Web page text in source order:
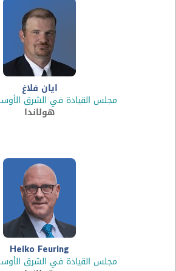
مجلس القيادة في الشرق الأوسط وأفريقيا
Heiko Feuring
مجلس القيادة في الشرق الأوسط وأفريقيا